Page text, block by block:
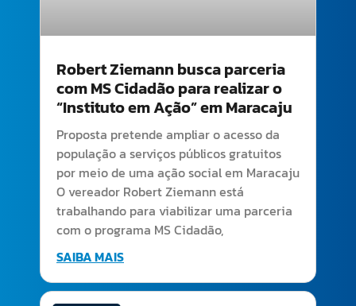
Robert Ziemann busca parceria
com MS Cidadão para realizar o
“Instituto em Ação” em Maracaju
Proposta pretende ampliar o acesso da
população a serviços públicos gratuitos
por meio de uma ação social em Maracaju
O vereador Robert Ziemann está
trabalhando para viabilizar uma parceria
com o programa MS Cidadão,
SAIBA MAIS